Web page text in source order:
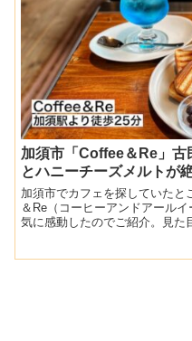
加須市「Coffee＆Re」古
とハニーチーズメルトが
加須市でカフェを探していたと
＆Re（コーヒーアンドアール
気に感動したのでご紹介。見た